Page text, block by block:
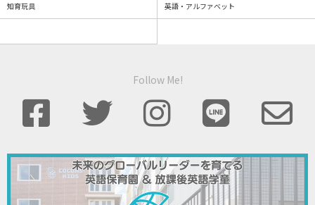
知育玩具 英語・アルファベット
Follow Me!